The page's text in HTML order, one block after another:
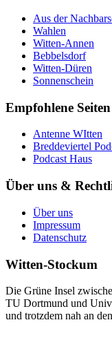
Aus der
Wahlen
Witten-Annen
Bebbelsdorf
Witten-Düren
Sonnenschein
Empfohlene Seiten
Antenne WItten
Breddeviertel
Podcast Haus
Über uns &
Über uns
Impressum
Datenschutz
Witten-Stockum
Die Grüne Insel
TU Dortmund und
und trotzdem nah an